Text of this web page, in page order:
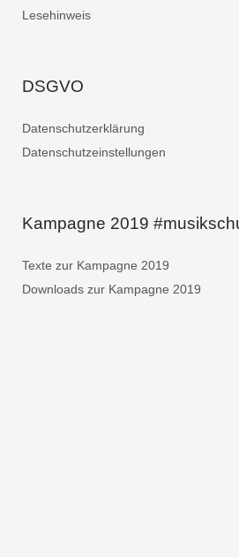
Lesehinweis
DSGVO
Datenschutzerklärung
Datenschutzeinstellungen
Kampagne 2019
Texte zur Kampagne 2019
Downloads zur Kampagne 2019